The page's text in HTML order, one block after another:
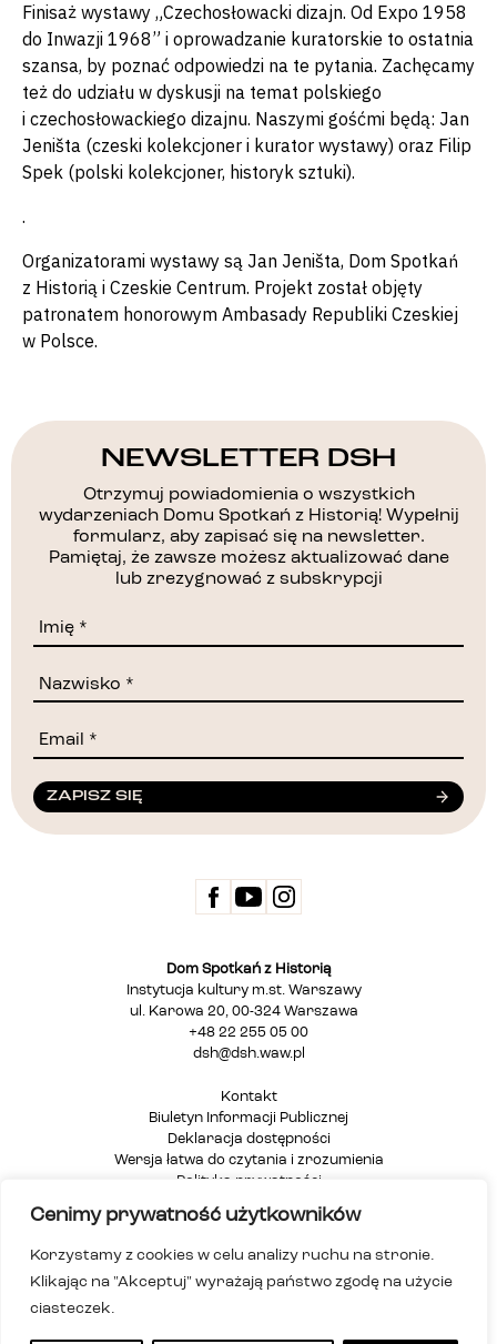
Cenimy prywatność użytkowników
Korzystamy z cookies w celu analizy ruchu na stronie.
Klikając na "Akceptuj" wyrażają państwo zgodę na użycie
ciasteczek.
Finisaż wystawy „Czechosłowacki dizajn. Od Expo 1958
do Inwazji 1968” i oprowadzanie kuratorskie to ostatnia
szansa, by poznać odpowiedzi na te pytania. Zachęcamy
też do udziału w dyskusji na temat polskiego
i czechosłowackiego dizajnu. Naszymi gośćmi będą: Jan
Jeništa (czeski kolekcjoner i kurator wystawy) oraz Filip
Spek (polski kolekcjoner, historyk sztuki).
.
Organizatorami wystawy są Jan Jeništa, Dom Spotkań
z Historią i Czeskie Centrum. Projekt został objęty
patronatem honorowym Ambasady Republiki Czeskiej
w Polsce.
NEWSLETTER DSH
Otrzymuj powiadomienia o wszystkich
wydarzeniach Domu Spotkań z Historią! Wypełnij
formularz, aby zapisać się na newsletter.
Pamiętaj, że zawsze możesz aktualizować dane
lub zrezygnować z subskrypcji
ZAPISZ SIĘ
Dom Spotkań z Historią
Instytucja kultury m.st. Warszawy
ul. Karowa 20, 00-324 Warszawa
+48 22 255 05 00
dsh@dsh.waw.pl
Kontakt
Biuletyn Informacji Publicznej
Deklaracja dostępności
Wersja łatwa do czytania i zrozumienia
Polityka prywatności
Mapa strony